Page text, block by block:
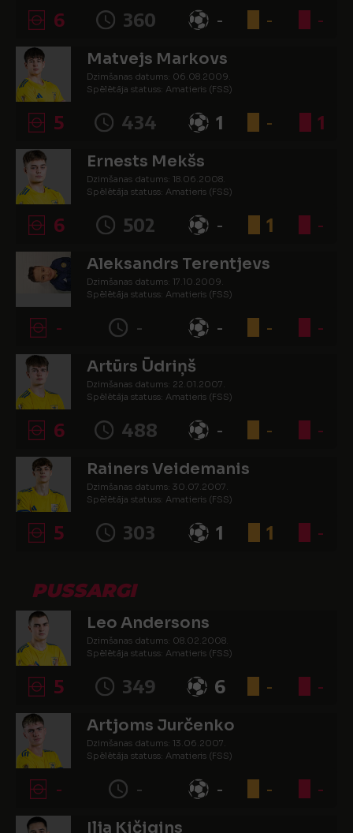
6 360 - - -
Matvejs Markovs
Dzimšanas datums: 06.08.2009.
Spēlētāja statuss: Amatieris (FSS)
5 434 1 - 1
Ernests Mekšs
Dzimšanas datums: 18.06.2008.
Spēlētāja statuss: Amatieris (FSS)
6 502 - 1 -
Aleksandrs Terentjevs
Dzimšanas datums: 17.10.2009.
Spēlētāja statuss: Amatieris (FSS)
- - - - -
Artūrs Ūdriņš
Dzimšanas datums: 22.01.2007.
Spēlētāja statuss: Amatieris (FSS)
6 488 - - -
Rainers Veidemanis
Dzimšanas datums: 30.07.2007.
Spēlētāja statuss: Amatieris (FSS)
5 303 1 1 -
PUSSARGI
Leo Andersons
Dzimšanas datums: 08.02.2008.
Spēlētāja statuss: Amatieris (FSS)
5 349 6 - -
Artjoms Jurčenko
Dzimšanas datums: 13.06.2007.
Spēlētāja statuss: Amatieris (FSS)
- - - - -
Iļja Kičigins